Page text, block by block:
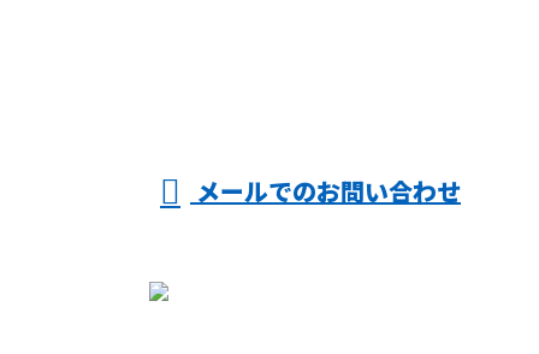
メールでのお問い合わせ